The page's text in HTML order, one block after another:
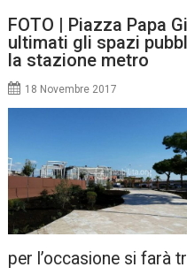
FOTO | Piazza Papa
ultimati gli spazi
la stazione metro
18 Novembre 2017
per l’occasione si farà